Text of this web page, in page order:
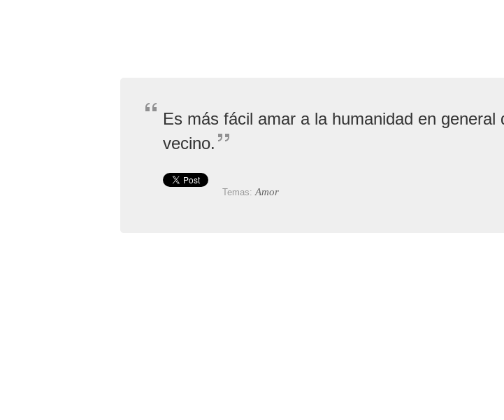
Es más fácil amar a la humanidad en general
vecino.
Temas:Amor